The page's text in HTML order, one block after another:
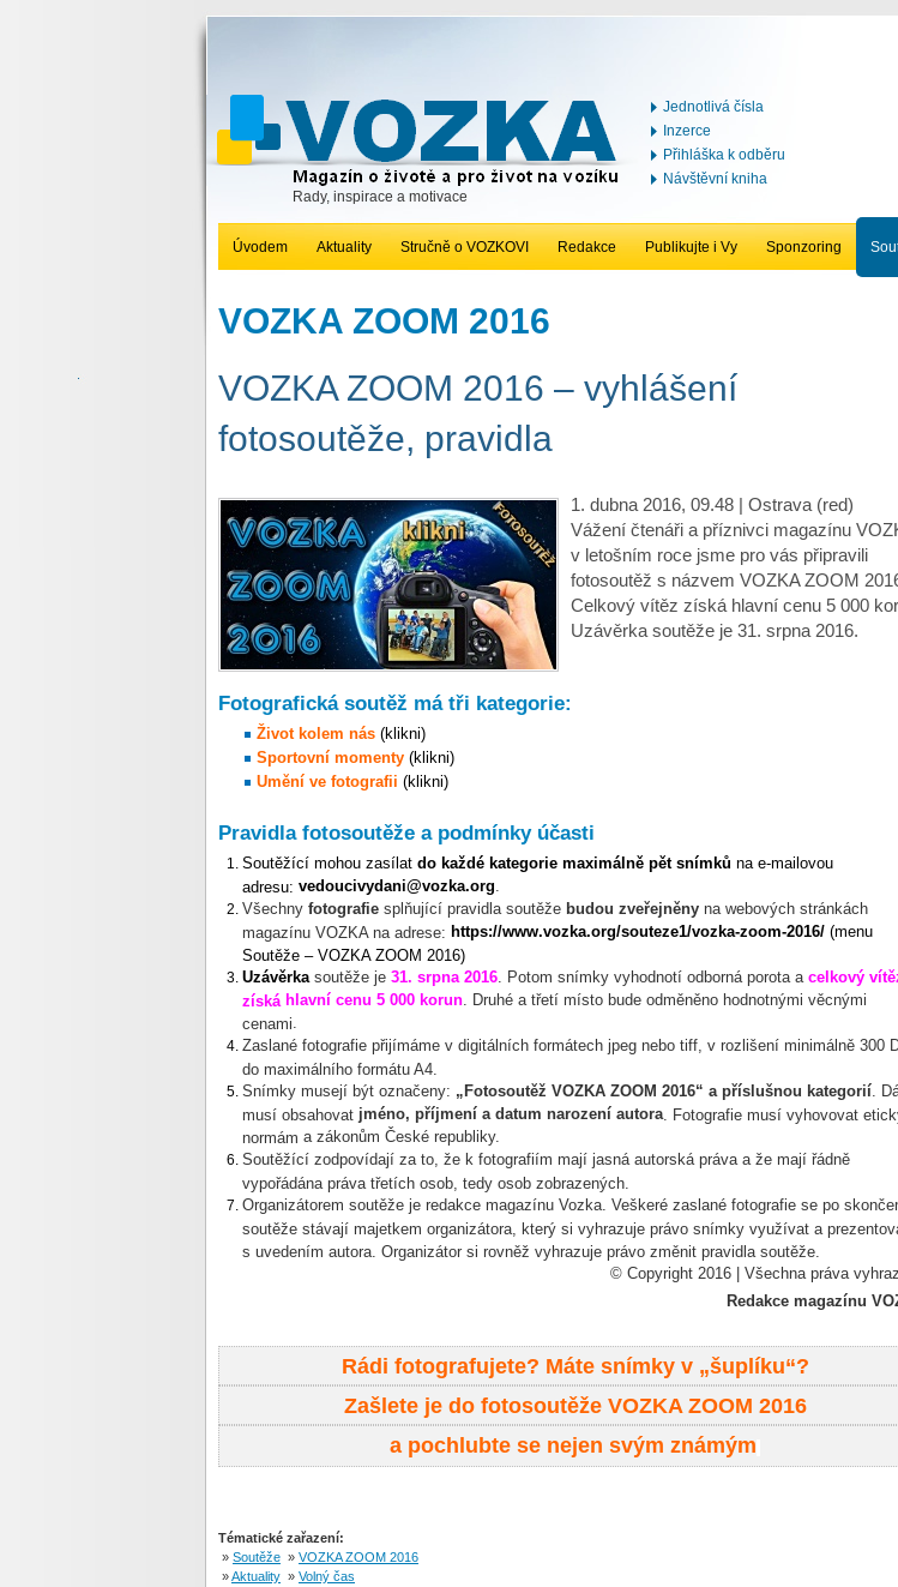
Rady, inspirace a motivace
Jednotlivá čísla
Inzerce
Přihláška k odběru
Návštěvní kniha
Úvodem Aktuality Stručně o VOZKOVI Redakce Publikujte i Vy Sponzoring
VOZKA ZOOM 2016
VOZKA ZOOM 2016 – vyhlášení
fotosoutěže, pravidla
1. dubna 2016, 09.48 | Ostrava (red)
Vážení čtenáři a příznivci magazínu
v letošním roce jsme pro vás připravili
fotosoutěž s názvem VOZKA ZOOM
Celkový vítěz získá hlavní cenu 5 000
Uzávěrka soutěže je 31. srpna 2016.
Fotografická soutěž má tři kategorie:
Život kolem nás (klikni)
Sportovní momenty (klikni)
Umění ve fotografii (klikni)
Pravidla fotosoutěže a podmínky účasti
Soutěžící mohou zasílat do každé kategorie maximálně pět snímků na e-mailovou
adresu: vedoucivydani@vozka.org.
Všechny fotografie splňující pravidla soutěže budou zveřejněny na webových stránkách
magazínu VOZKA na adrese: https://www.vozka.org/souteze1/vozka-zoom-2016/ (menu
Soutěže – VOZKA ZOOM 2016)
Uzávěrka soutěže je 31. srpna 2016. Potom snímky vyhodnotí odborná porota a celkový
získá hlavní cenu 5 000 korun. Druhé a třetí místo bude odměněno hodnotnými věcnými
cenami.
Zaslané fotografie přijímáme v digitálních formátech jpeg nebo tiff, v rozlišení minimálně 300
do maximálního formátu A4.
Snímky musejí být označeny: „Fotosoutěž VOZKA ZOOM 2016“ a příslušnou kategorií.
musí obsahovat jméno, příjmení a datum narození autora. Fotografie musí vyhovovat
normám a zákonům České republiky.
Soutěžící zodpovídají za to, že k fotografiím mají jasná autorská práva a že mají řádně
vypořádána práva třetích osob, tedy osob zobrazených.
Organizátorem soutěže je redakce magazínu Vozka. Veškeré zaslané fotografie se po
soutěže stávají majetkem organizátora, který si vyhrazuje právo snímky využívat a
s uvedením autora. Organizátor si rovněž vyhrazuje právo změnit pravidla soutěže.
© Copyright 2016 | Všechna práva
Redakce magazínu
Rádi fotografujete? Máte snímky v „šuplíku“?
Zašlete je do fotosoutěže VOZKA ZOOM 2016
a pochlubte se nejen svým známým
Tématické zařazení:
» Soutěže » VOZKA ZOOM 2016
»Aktuality » Volný čas